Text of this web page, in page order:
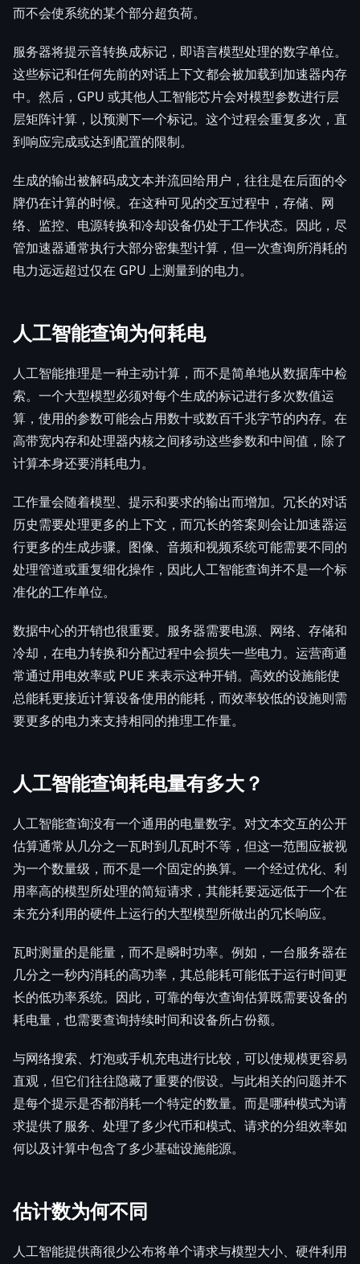
而不会使系统的某个部分超负荷。
服务器将提示音转换成标记，即语言模型处理的数字单位。
这些标记和任何先前的对话上下文都会被加载到加速器内存
中。然后，GPU 或其他人工智能芯片会对模型参数进行层
层矩阵计算，以预测下一个标记。这个过程会重复多次，直
到响应完成或达到配置的限制。
生成的输出被解码成文本并流回给用户，往往是在后面的令
牌仍在计算的时候。在这种可见的交互过程中，存储、网
络、监控、电源转换和冷却设备仍处于工作状态。因此，尽
管加速器通常执行大部分密集型计算，但一次查询所消耗的
电力远远超过仅在 GPU 上测量到的电力。
人工智能查询为何耗电
人工智能推理是一种主动计算，而不是简单地从数据库中检
索。一个大型模型必须对每个生成的标记进行多次数值运
算，使用的参数可能会占用数十或数百千兆字节的内存。在
高带宽内存和处理器内核之间移动这些参数和中间值，除了
计算本身还要消耗电力。
工作量会随着模型、提示和要求的输出而增加。冗长的对话
历史需要处理更多的上下文，而冗长的答案则会让加速器运
行更多的生成步骤。图像、音频和视频系统可能需要不同的
处理管道或重复细化操作，因此人工智能查询并不是一个标
准化的工作单位。
数据中心的开销也很重要。服务器需要电源、网络、存储和
冷却，在电力转换和分配过程中会损失一些电力。运营商通
常通过用电效率或 PUE 来表示这种开销。高效的设施能使
总能耗更接近计算设备使用的能耗，而效率较低的设施则需
要更多的电力来支持相同的推理工作量。
人工智能查询耗电量有多大？
人工智能查询没有一个通用的电量数字。对文本交互的公开
估算通常从几分之一瓦时到几瓦时不等，但这一范围应被视
为一个数量级，而不是一个固定的换算。一个经过优化、利
用率高的模型所处理的简短请求，其能耗要远远低于一个在
未充分利用的硬件上运行的大型模型所做出的冗长响应。
瓦时测量的是能量，而不是瞬时功率。例如，一台服务器在
几分之一秒内消耗的高功率，其总能耗可能低于运行时间更
长的低功率系统。因此，可靠的每次查询估算既需要设备的
耗电量，也需要查询持续时间和设备所占份额。
与网络搜索、灯泡或手机充电进行比较，可以使规模更容易
直观，但它们往往隐藏了重要的假设。与此相关的问题并不
是每个提示是否都消耗一个特定的数量。而是哪种模式为请
求提供了服务、处理了多少代币和模式、请求的分组效率如
何以及计算中包含了多少基础设施能源。
估计数为何不同
人工智能提供商很少公布将单个请求与模型大小、硬件利用